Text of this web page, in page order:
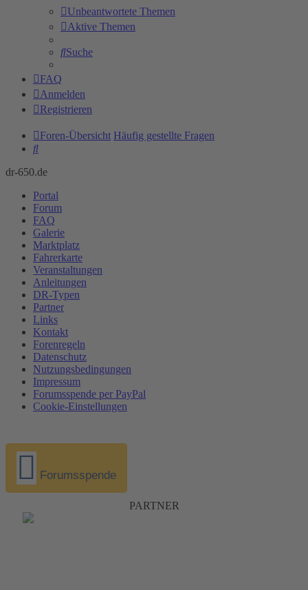
Unbeantwortete Themen
Aktive Themen
Suche
FAQ
Anmelden
Registrieren
Foren-Übersicht Häufig gestellte Fragen
Suche
dr-650.de
Portal
Forum
FAQ
Galerie
Marktplatz
Fahrerkarte
Veranstaltungen
Anleitungen
DR-Typen
Partner
Links
Kontakt
Forenregeln
Datenschutz
Nutzungsbedingungen
Impressum
Forumsspende per PayPal
Cookie-Einstellungen
Forumsspende
PARTNER